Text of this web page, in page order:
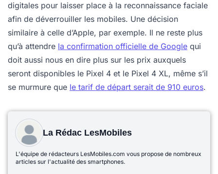
digitales pour laisser place à la reconnaissance faciale
afin de déverrouiller les mobiles. Une décision
similaire à celle d’Apple, par exemple. Il ne reste plus
qu’à attendre la confirmation officielle de Google qui
doit aussi nous en dire plus sur les prix auxquels
seront disponibles le Pixel 4 et le Pixel 4 XL, même s’il
se murmure que le tarif de départ serait de 910 euros.
La Rédac LesMobiles
L'équipe de rédacteurs LesMobiles.com vous propose de nombreux
articles sur l'actualité des smartphones.